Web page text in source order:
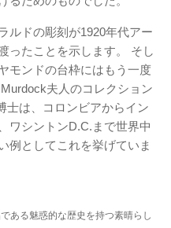
ルドの彫刻が1920年代アー
ったことを示します。 そし
モンドの台枠にはもう一度
夫人のコレクション
士は、コロンビアからイン
ワシントンD.C.まで世界中
例としてこれを挙げていま
ある魅惑的な歴史を持つ素晴らし